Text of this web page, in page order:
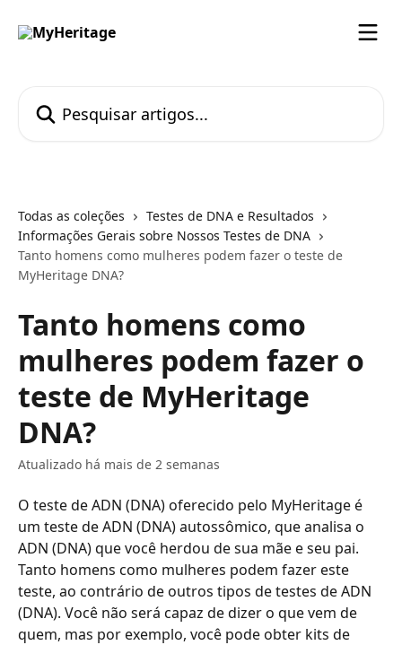
Todas as coleções
Testes de DNA e Resultados
Informações Gerais sobre Nossos Testes de DNA
Tanto homens como mulheres podem fazer o teste de
MyHeritage DNA?
Tanto homens como
mulheres podem fazer o
teste de MyHeritage
DNA?
Atualizado há mais de 2 semanas
O teste de ADN (DNA) oferecido pelo MyHeritage é
um teste de ADN (DNA) autossômico, que analisa o
ADN (DNA) que você herdou de sua mãe e seu pai.
Tanto homens como mulheres podem fazer este
teste, ao contrário de outros tipos de testes de ADN
(DNA). Você não será capaz de dizer o que vem de
quem, mas por exemplo, você pode obter kits de